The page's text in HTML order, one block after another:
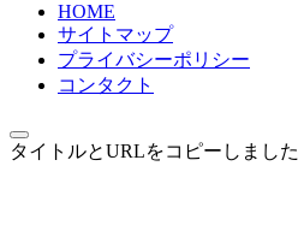
HOME
サイトマップ
プライバシーポリシー
コンタクト
タイトルとURLをコピーしました